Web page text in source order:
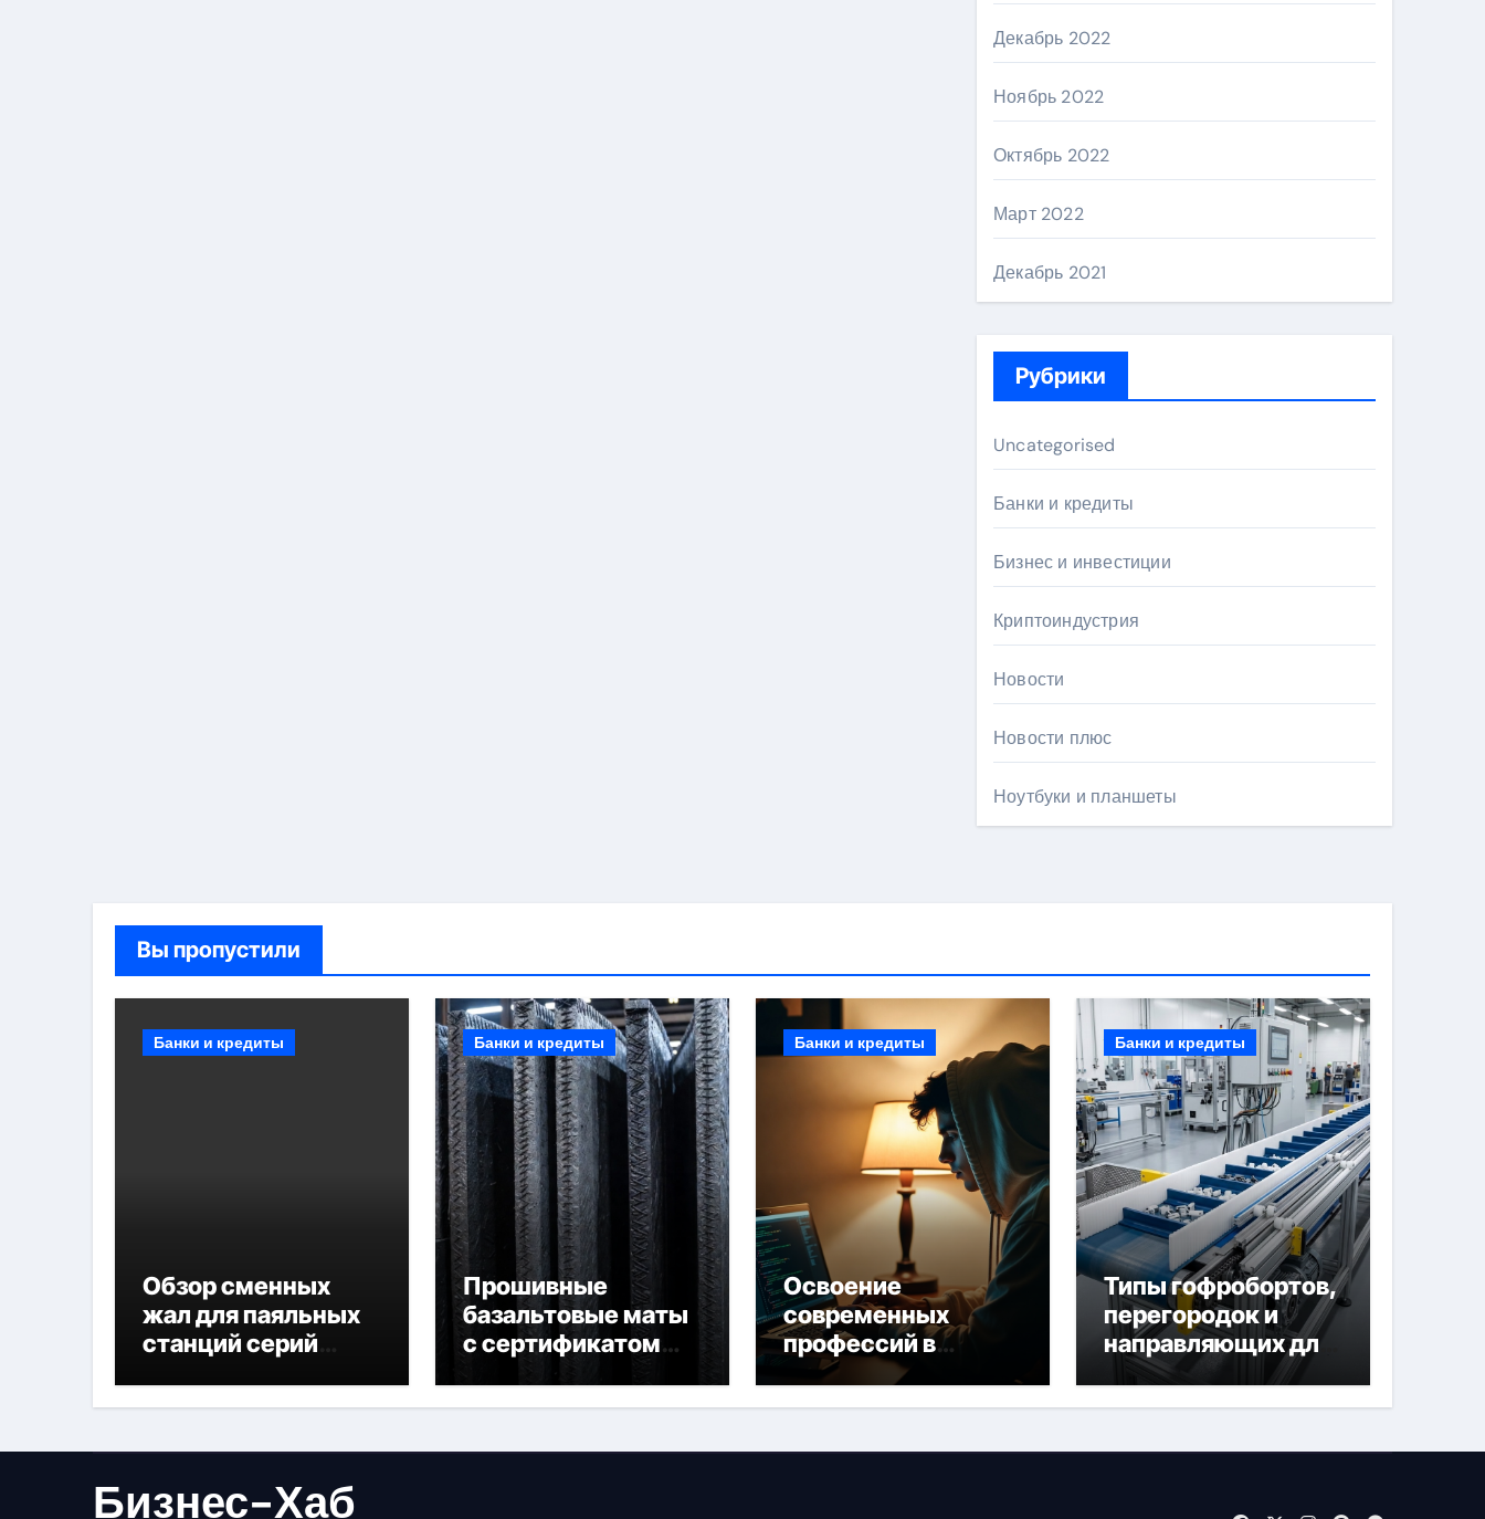
Декабрь 2022
Ноябрь 2022
Октябрь 2022
Март 2022
Декабрь 2021
Рубрики
Uncategorised
Банки и кредиты
Бизнес и инвестиции
Криптоиндустрия
Новости
Новости плюс
Ноутбуки и планшеты
Вы пропустили
Банки и кредиты
Обзор сменных
жал для паяльных
станций серий
Банки и кредиты
Прошивные
базальтовые маты
с сертификатом
негорючести
Банки и кредиты
Освоение
современных
профессий в
онлайн-формате
Банки и кредиты
Типы гофробортов,
перегородок и
направляющих для
конвейерных лент
Бизнес-Хаб